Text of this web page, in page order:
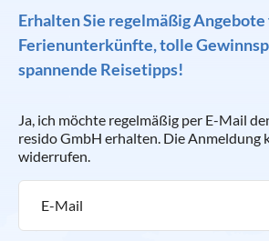
Erhalten Sie regelmäßig
Ferienunterkünfte, tolle
spannende Reisetipps!
Ja, ich möchte regelmäßig per E-Mail
resido GmbH erhalten. Die Anmeldung
widerrufen.